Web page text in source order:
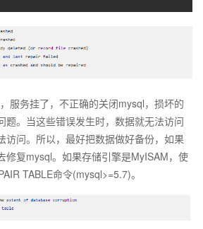
服务挂了，不正确的关闭mysql，损坏的
题。当这些错误发生时，数据就无法访问
访问。所以，最好把数据做好备份，如果
修复mysql。如果存储引擎是MyISAM，使
TABLE命令(mysql>=5.7)。